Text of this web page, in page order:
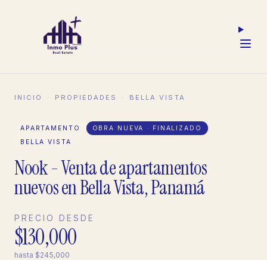
INICIO · PROPIEDADES · BELLA VISTA
APARTAMENTO
OBRA NUEVA · FINALIZADO
BELLA VISTA
Nook - Venta de apartamentos
nuevos en Bella Vista, Panamá
PRECIO DESDE
$130,000
hasta $245,000